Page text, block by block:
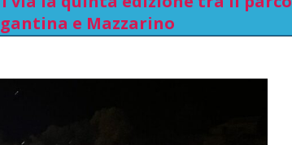
e Mazzarino